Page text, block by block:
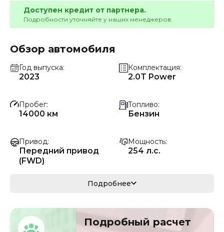
Доступен кредит от партнера.
Подробности уточняйте у наших менеджеров.
Обзор автомобиля
Год выпуска
2023
Комплектация
2.0T Power
Пробег
14000 км
Топливо
Бензин
Привод
Передний привод
(FWD)
Мощность
254 л.с.
187 кВ
Кузов
седан/хэтчбек
LVVDC24BXPD2748
Подробнее
Подробный расчет